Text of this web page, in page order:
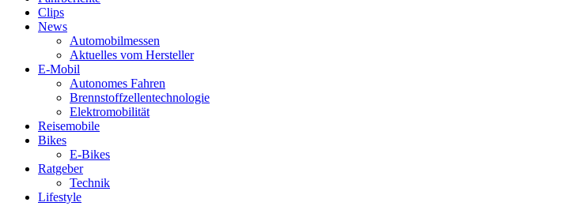
Clips
News
Automobilmessen
Aktuelles vom Hersteller
E-Mobil
Autonomes Fahren
Brennstoffzellentechnologie
Elektromobilität
Reisemobile
Bikes
E-Bikes
Ratgeber
Technik
Lifestyle